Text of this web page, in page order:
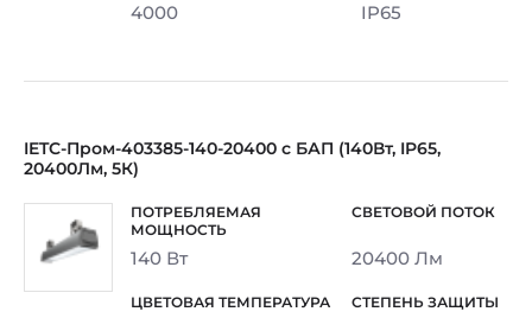
4000 IP65
IETC-Пром-403385-140-20400 с БАП (140Вт, IP65,
20400Лм, 5К)
140 Вт 20400 Лм